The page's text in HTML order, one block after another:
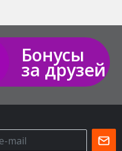
Бонусы
за друзей